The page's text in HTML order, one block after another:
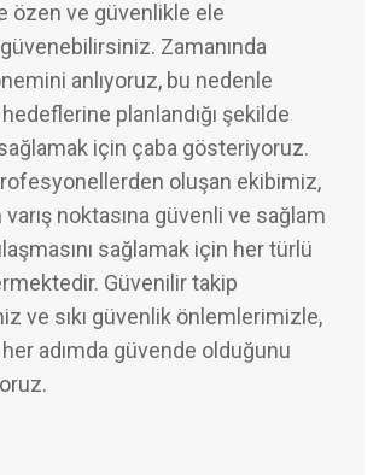
özen ve güvenlikle ele
güvenebilirsiniz. Zamanında
anlıyoruz, bu nedenle
hedeflerine planlandığı şekilde
sağlamak için çaba gösteriyoruz.
oluşan ekibimiz,
noktasına güvenli ve sağlam
sağlamak için her türlü
Güvenilir takip
ve sıkı güvenlik önlemlerimizle,
her adımda güvende olduğunu